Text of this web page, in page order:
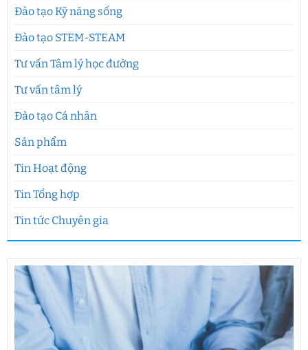
Đào tạo Kỹ năng sống
Đào tạo STEM-STEAM
Tư vấn Tâm lý học đường
Tư vấn tâm lý
Đào tạo Cá nhân
Sản phẩm
Tin Hoạt động
Tin Tổng hợp
Tin tức Chuyên gia